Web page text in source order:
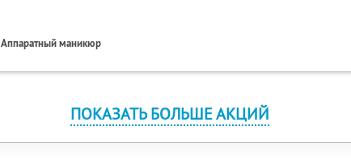
Аппаратный маникюр
ПОКАЗАТЬ БОЛЬШЕ АКЦИЙ